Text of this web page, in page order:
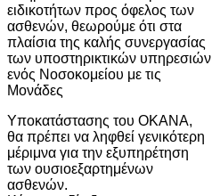
ειδικοτήτων προς όφελος των
ασθενών, θεωρούμε ότι στα
πλαίσια της καλής συνεργασίας
των υποστηρικτικών υπηρεσιών
ενός Νοσοκομείου με τις
Μονάδες
Υποκατάστασης του ΟΚΑΝΑ,
θα πρέπει να ληφθεί γενικότερη
μέριμνα για την εξυπηρέτηση
των ουσιοεξαρτημένων
ασθενών.